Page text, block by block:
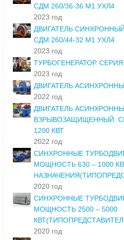
СДМ 260/36-36 М1 УХЛ4
2023 год
ДВИГАТЕЛЬ
СДМ 260/44-32 М1 УХЛ4
2023 год
ТУРБОГЕНЕРАТОР. СЕРИЯ
2023 год
ДВИГАТЕЛЬ
2022 год
ДВИГАТЕЛЬ
ВЗРЫВОЗАЩИЩЕННЫЙ.
1200 КВТ
2022 год
СИНХРОННЫЕ
МОЩНОСТЬ 630 – 1000
2020 год
СИНХРОННЫЕ
МОЩНОСТЬ 2500 – 5000
2020 год